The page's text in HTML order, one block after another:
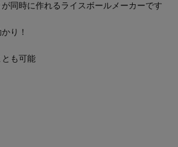
同時に作れるライスボールメーカーです
り！
も可能